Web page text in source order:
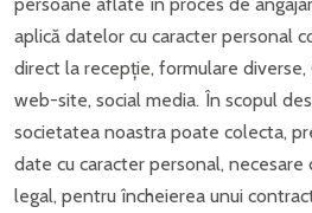
aplică datelor cu caracter personal
direct la recepție, formulare
web-site, social media. În scopul
societatea noastra poate colecta,
date cu caracter personal,
legal, pentru încheierea unui